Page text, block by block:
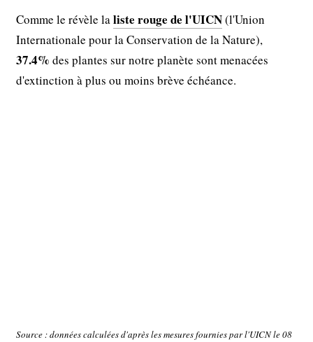
Comme le révèle laliste rouge de l'UICN(l'Union
Internationale pour la Conservation de la Nature),
37.4% des plantes sur notre planète sont menacées
d'extinction à plus ou moins brève échéance.
Source : données calculées d'après les mesures fournies par l'UICN le 08